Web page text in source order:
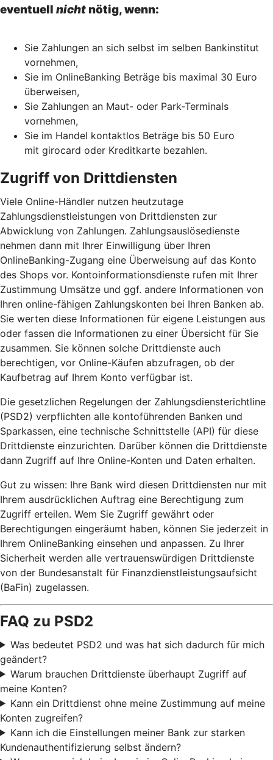
eventuell nicht nötig, wenn:
Sie Zahlungen an sich selbst im selben Bankinstitut
vornehmen,
Sie im OnlineBanking Beträge bis maximal 30 Euro
überweisen,
Sie Zahlungen an Maut- oder Park-Terminals
vornehmen,
Sie im Handel kontaktlos Beträge bis 50 Euro
mit girocard oder Kreditkarte bezahlen.
Zugriff von Drittdiensten
Viele Online-Händler nutzen heutzutage
Zahlungsdienstleistungen von Drittdiensten zur
Abwicklung von Zahlungen. Zahlungsauslösedienste
nehmen dann mit Ihrer Einwilligung über Ihren
OnlineBanking-Zugang eine Überweisung auf das Konto
des Shops vor. Kontoinformationsdienste rufen mit Ihrer
Zustimmung Umsätze und ggf. andere Informationen von
Ihren online-fähigen Zahlungskonten bei Ihren Banken ab.
Sie werten diese Informationen für eigene Leistungen aus
oder fassen die Informationen zu einer Übersicht für Sie
zusammen. Sie können solche Drittdienste auch
berechtigen, vor Online-Käufen abzufragen, ob der
Kaufbetrag auf Ihrem Konto verfügbar ist.
Die gesetzlichen Regelungen der Zahlungsdiensterichtline
(PSD2) verpflichten alle kontoführenden Banken und
Sparkassen, eine technische Schnittstelle (API) für diese
Drittdienste einzurichten. Darüber können die Drittdienste
dann Zugriff auf Ihre Online-Konten und Daten erhalten.
Gut zu wissen: Ihre Bank wird diesen Drittdiensten nur mit
Ihrem ausdrücklichen Auftrag eine Berechtigung zum
Zugriff erteilen. Wem Sie Zugriff gewährt oder
Berechtigungen eingeräumt haben, können Sie jederzeit in
Ihrem OnlineBanking einsehen und anpassen. Zu Ihrer
Sicherheit werden alle vertrauenswürdigen Drittdienste
von der Bundesanstalt für Finanzdienstleistungsaufsicht
(BaFin) zugelassen.
FAQ zu PSD2
Was bedeutet PSD2 und was hat sich dadurch für mich
geändert?
Warum brauchen Drittdienste überhaupt Zugriff auf
meine Konten?
Kann ein Drittdienst ohne meine Zustimmung auf meine
Konten zugreifen?
Kann ich die Einstellungen meiner Bank zur starken
Kundenauthentifizierung selbst ändern?